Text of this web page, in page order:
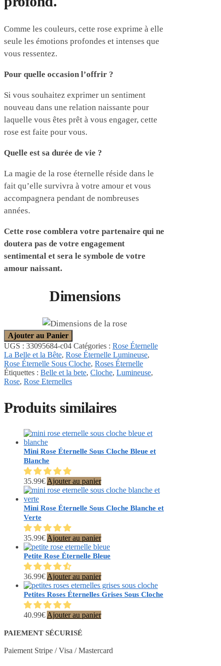
Comme les couleurs, cette rose exprime à elle
seule les émotions profondes et intenses que
vous ressentez.
Pour quelle occasion l’offrir ?
Si vous souhaitez exprimer un sentiment
nouveau dans une relation naissante pour
laquelle vous êtes prêt à vous engager, cette
rose est faite pour vous.
Quelle est sa durée de vie ?
La magie de la rose éternelle réside dans le
fait qu’elle survivra à votre amour et vous
accompagnera pendant de nombreuses
années.
Cette rose comblera votre partenaire qui ne
doutera pas de votre engagement
sentimental et sera le symbole de votre
amour naissant.
Dimensions
Ajouter au Panier
UGS : 33095684-c04 Catégories : Rose Éternelle
La Belle et la Bête, Rose Éternelle Lumineuse,
Rose Éternelle Sous Cloche, Roses Éternelle
Étiquettes : Belle et la bete, Cloche, Lumineuse,
Rose, Rose Eternelles
Produits similaires
Mini Rose Éternelle Sous Cloche Bleue et
Blanche
35.99€ Ajouter au panier
Mini Rose Éternelle Sous Cloche Blanche et
Verte
35.99€ Ajouter au panier
Petite Rose Éternelle Bleue
36.99€ Ajouter au panier
Petites Roses Éternelles Grises Sous Cloche
40.99€ Ajouter au panier
PAIEMENT SÉCURISÉ
Paiement Stripe / Visa / Mastercard